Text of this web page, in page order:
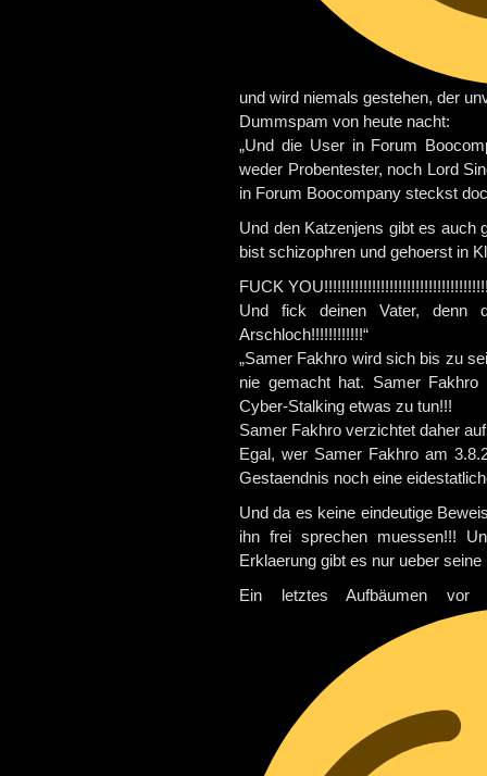
und wird niemals gestehen, der
Dummspam von heute nacht:
„Und die User in Forum
weder Probentester, noch Lord
in Forum Boocompany steckst
Und den Katzenjens gibt es auch
bist schizophren und gehoerst in
FUCK
Und fick deinen Vater,
Arschloch!!!!!!!!!!!!“
„Samer Fakhro wird sich bis zu
nie gemacht hat. Samer
Cyber-Stalking etwas zu tun!!!
Samer Fakhro verzichtet daher
Egal, wer Samer Fakhro am
Gestaendnis noch eine
Und da es keine eindeutige
ihn frei sprechen muessen!!!
Erklaerung gibt es nur ueber seine
Ein letztes Aufbäumen vor